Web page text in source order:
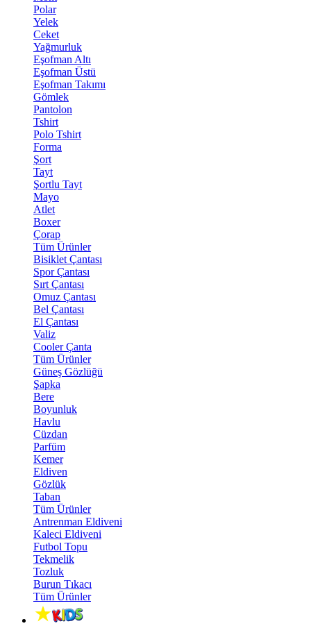
Polar
Yelek
Ceket
Yağmurluk
Eşofman Altı
Eşofman Üstü
Eşofman Takımı
Gömlek
Pantolon
Tshirt
Polo Tshirt
Forma
Şort
Tayt
Şortlu Tayt
Mayo
Atlet
Boxer
Çorap
Tüm Ürünler
Bisiklet Çantası
Spor Çantası
Sırt Çantası
Omuz Çantası
Bel Çantası
El Çantası
Valiz
Cooler Çanta
Tüm Ürünler
Güneş Gözlüğü
Şapka
Bere
Boyunluk
Havlu
Cüzdan
Parfüm
Kemer
Eldiven
Gözlük
Taban
Tüm Ürünler
Antrenman Eldiveni
Kaleci Eldiveni
Futbol Topu
Tekmelik
Tozluk
Burun Tıkacı
Tüm Ürünler